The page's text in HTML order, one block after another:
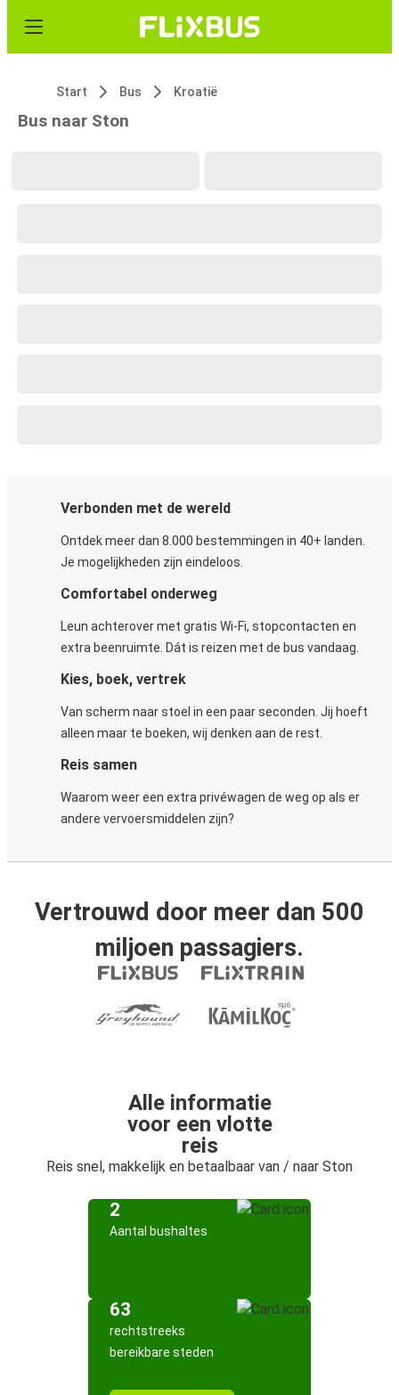
Start Bus Kroatië
Bus naar Ston
Verbonden met de wereld
Ontdek meer dan 8.000 bestemmingen in 40+ landen.
Je mogelijkheden zijn eindeloos.
Comfortabel onderweg
Leun achterover met gratis Wi-Fi, stopcontacten en
extra beenruimte. Dát is reizen met de bus vandaag.
Kies, boek, vertrek
Van scherm naar stoel in een paar seconden. Jij hoeft
alleen maar te boeken, wij denken aan de rest.
Reis samen
Waarom weer een extra privéwagen de weg op als er
andere vervoersmiddelen zijn?
Vertrouwd door meer dan 500
miljoen passagiers.
Alle informatie
voor een vlotte
reis
Reis snel, makkelijk en betaalbaar van / naar Ston
2
Aantal bushaltes
63
rechtstreeks
bereikbare steden